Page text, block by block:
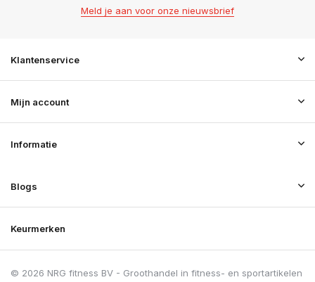
Meld je aan voor onze nieuwsbrief
Klantenservice
Mijn account
Informatie
Blogs
Keurmerken
© 2026 NRG fitness BV - Groothandel in fitness- en sportartikelen